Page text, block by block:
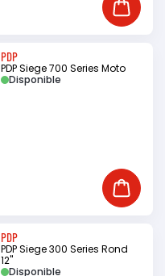
Ajouter
PDP
PDP Siege 700 Series Moto
Disponible
Ajouter
PDP
PDP Siege 300 Series Rond
12"
Disponible